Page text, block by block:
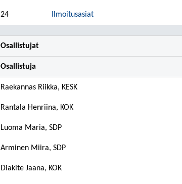
24 Ilmoitusasiat
Osallistujat
Osallistuja
Raekannas Riikka, KESK
Rantala Henriina, KOK
Luoma Maria, SDP
Arminen Miira, SDP
Diakite Jaana, KOK